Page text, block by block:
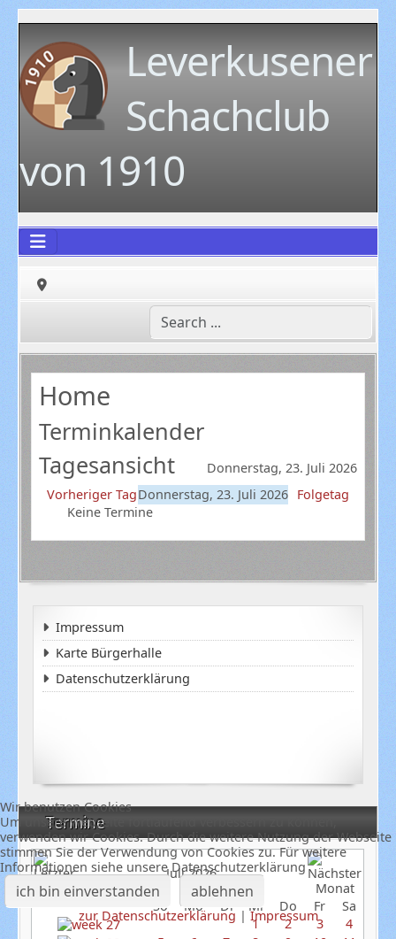
Leverkusener
Schachclub
von 1910
Termine
Juli 2026
So
Mo Di Mi Do Fr
Sa
1
2 3
4
Home
Terminkalender
Tagesansicht
Donnerstag, 23. Juli 2026
Vorheriger TagDonnerstag, 23. Juli 2026 Folgetag
Keine Termine
Impressum
Karte Bürgerhalle
Datenschutzerklärung
Wir benutzen Cookies
Um unsere Webseite fortlaufend verbessern zu können,
verwenden wir Cookies. Durch die weitere Nutzung der Webseite
stimmen Sie der Verwendung von Cookies zu. Für weitere
Informationen siehe unsere Datenschutzerklärung
ich bin einverstanden ablehnen
zur Datenschutzerklärung |Impressum